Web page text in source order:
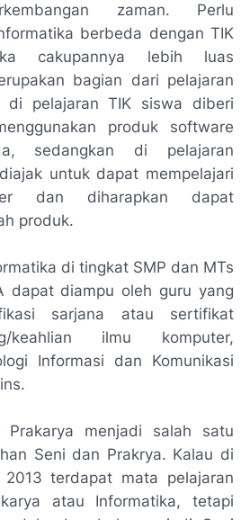
zaman. Perlu
berbeda dengan TIK
cakupannya lebih luas
bagian dari pelajaran
di pelajaran TIK siswa diberi
produk software
sedangkan di pelajaran
untuk dapat mempelajari
dan diharapkan dapat
produk.
di tingkat SMP dan MTs
dapat diampu oleh guru yang
sarjana atau sertifikat
keahlian ilmu komputer,
Informasi dan Komunikasi
menjadi salah satu
Seni dan Prakrya. Kalau di
terdapat mata pelajaran
atau Informatika, tetapi